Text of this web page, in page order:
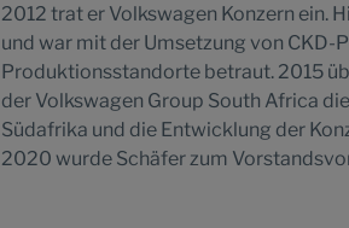
2012 trat er Volkswagen Konzern ein.
und war mit der Umsetzung von CKD-
Produktionsstandorte betraut. 2015
der Volkswagen Group South Africa
Südafrika und die Entwicklung der
2020 wurde Schäfer zum